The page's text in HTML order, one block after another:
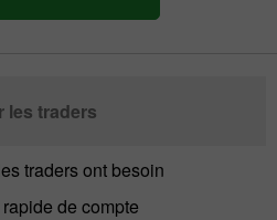
les traders
traders ont besoin
de compte